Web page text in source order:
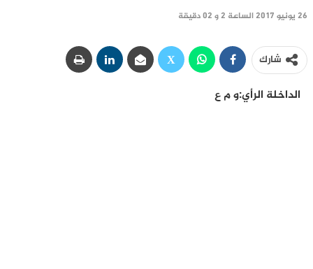
26 يونيو 2017 الساعة 2 و 02 دقيقة
شارك
الداخلة الرأي:و م ع